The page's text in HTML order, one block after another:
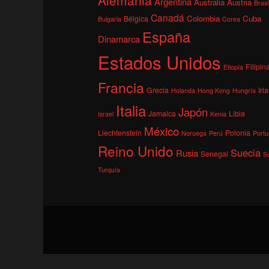
Brasil
Bulgaria Bélgica Canadá Colombia Corea Cuba
Dinamarca España
Estados Unidos Etiopía
Francia Grecia Holanda Hong Kong Hungría
Israel Italia Jamaica Japón Kenia Libia
Liechtenstein México Noruega Perú Polonia
Reino Unido Rusia Senegal Suecia
Turquía